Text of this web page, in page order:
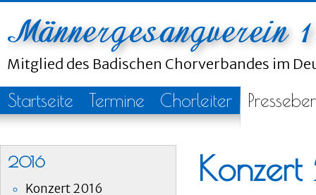
Mitglied des Badischen Chorverbandes im
Startseite Termine Chorleiter
2016
Konzert 2016